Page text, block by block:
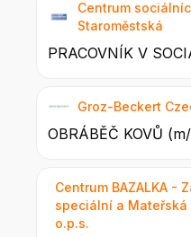
Centrum
Staroměstská
PRACOVNÍK V
Groz-Beckert
OBRÁBĚČ KOVŮ
Centrum BAZALKA -
speciální a Mateřská
o.p.s.